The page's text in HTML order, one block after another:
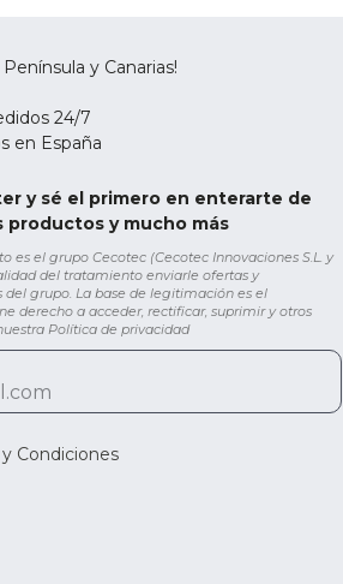
Península y Canarias!
24/7
en España
y sé el primero en enterarte de
productos y mucho más
es el grupo Cecotec (Cecotec Innovaciones S.L. y
del tratamiento enviarle ofertas y
grupo. La base de legitimación es el
derecho a acceder, rectificar, suprimir y otros
Política de privacidad
Condiciones